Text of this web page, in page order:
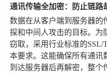
通讯传输全加密：防止链路
数据在从客户端到服务器的
探和中间人攻击的目标。为
窃取，采用行业标准的
本要求。这能确保所有通讯
到达服务器后再解密，整个